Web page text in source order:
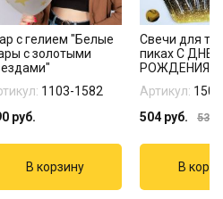
с гелием "Белые
с золотыми
1103-1582
руб.
Свечи для
пиках С ДНЕМ
РОЖДЕНИЯ
Артикул:
504 руб. 535